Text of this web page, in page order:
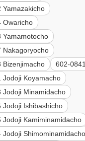
Yamazakicho
Owaricho
Yamamotocho
Nakagoryocho
Bizenjimacho
602-
Jodoji Koyamacho
Jodoji Minamidacho
Jodoji Ishibashicho
Jodoji Kamiminamidacho
Jodoji Shimominamidacho